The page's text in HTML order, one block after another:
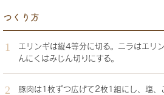
つくり方
エリンギは縦4等分に切る。ニラはエリ
んにくはみじん切りにする。
豚肉は1枚ずつ広げて2枚1組にし、塩、